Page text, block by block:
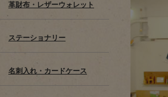
革財布・レザーウォレット
ステーショナリー
名刺入れ・カードケース